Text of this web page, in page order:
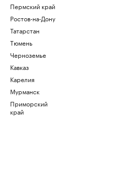
Пермский край
Ростов-на-Дону
Татарстан
Тюмень
Черноземье
Кавказ
Карелия
Мурманск
Приморский
край